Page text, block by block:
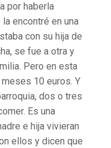
por haberla
encontré en una
con su hija de
se fue a otra y
Pero en esta
10 euros. Y
dos o tres
Es una
e hija vivieran
ellos y dicen que